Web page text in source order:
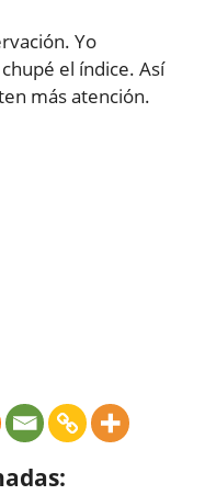
Yo
el índice. Así
más atención.